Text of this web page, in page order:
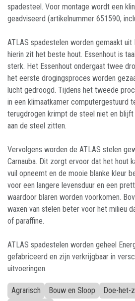
spadesteel. Voor montage wordt een
geadviseerd (artikelnummer 651590,
ATLAS spadestelen worden gemaakt uit
hierin zit het beste hout. Essenhout is
sterk. Het Essenhout ondergaat twee
het eerste drogingsproces worden
lucht gedroogd. Tijdens het tweede
in een klimaatkamer computergestuurd
terugdrogen krimpt de steel niet en
aan de steel zitten.
Vervolgens worden de ATLAS stelen
Carnauba. Dit zorgt ervoor dat het hout
vuil opneemt en de mooie blanke kleur
voor een langere levensduur en een
waardoor blaren worden voorkomen.
waxen van stelen beter voor het milieu
of paraffine.
ATLAS spadestelen worden geheel
gefabriceerd en zijn verkrijgbaar in
uitvoeringen.
Agrarisch Bouw en Sloop Doe-het-